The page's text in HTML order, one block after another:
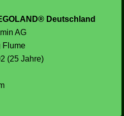
Deutschland
AG
Flume
(25 Jahre)